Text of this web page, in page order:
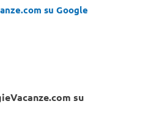
su Google
su